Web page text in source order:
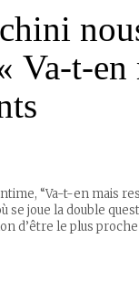
t-en
“Va-t-en mais
joue la double
d’être le plus proche